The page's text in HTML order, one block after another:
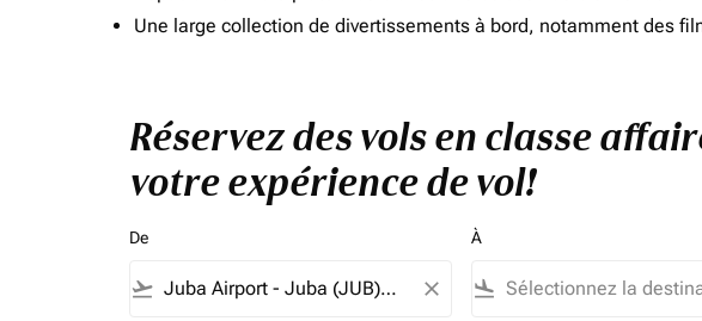
Une large collection de divertissements à bord, notamment des
Réservez des vols en classe
votre expérience de vol!
De
flight_takeoff close
À
flight_land